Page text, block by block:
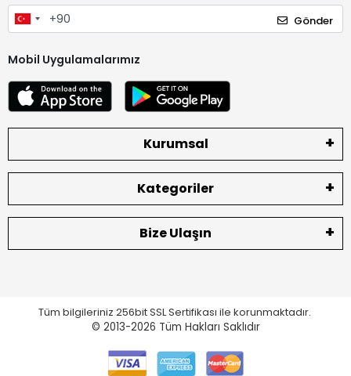
Gönder
Mobil Uygulamalarımız
Kurumsal
Kategoriler
Bize Ulaşın
Tüm bilgileriniz 256bit SSL Sertifikası ile korunmaktadır.
© 2013-2026 Tüm Hakları Saklıdır